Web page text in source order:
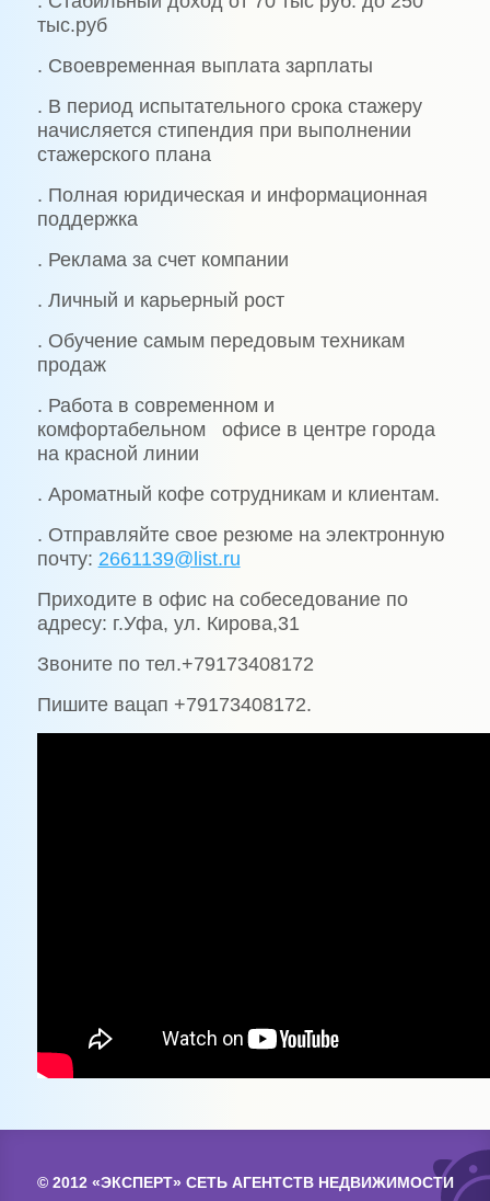
тыс.руб
. Своевременная выплата зарплаты
. В период испытательного срока стажеру
начисляется стипендия при выполнении
стажерского плана
. Полная юридическая и информационная
поддержка
. Реклама за счет компании
. Личный и карьерный рост
. Обучение самым передовым техникам
продаж
. Работа в современном и
комфортабельном офисе в центре города
на красной линии
. Ароматный кофе сотрудникам и клиентам.
. Отправляйте свое резюме на электронную
почту: 2661139@list.ru
Приходите в офис на собеседование по
адресу: г.Уфа, ул. Кирова,31
Звоните по тел.+79173408172
Пишите вацап +79173408172.
© 2012 «ЭКСПЕРТ» СЕТЬ АГЕНТСТВ НЕДВИЖИМОСТИ